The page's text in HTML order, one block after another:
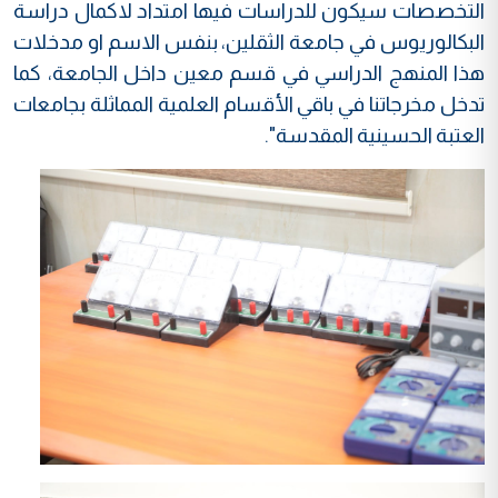
التخصصات سيكون للدراسات فيها امتداد لاكمال دراسة
البكالوريوس في جامعة الثقلين، بنفس الاسم او مدخلات
هذا المنهج الدراسي في قسم معين داخل الجامعة، كما
تدخل مخرجاتنا في باقي الأقسام العلمية المماثلة بجامعات
العتبة الحسينية المقدسة".